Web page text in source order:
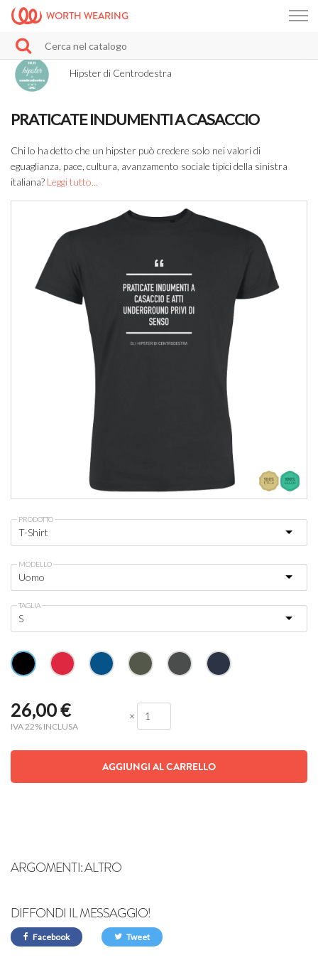
WORTH WEARING
Hipster di Centrodestra
PRATICATE INDUMENTI A CASACCIO
Chi lo ha detto che un hipster può credere solo nei valori di
eguaglianza, pace, cultura, avanzamento sociale tipici della sinistra
italiana? Leggi tutto...
PRODOTTO
MODELLO
TAGLIA
26,00€
IVA 22% INCLUSA
×
AGGIUNGI AL CARRELLO
ARGOMENTI:ALTRO
DIFFONDI IL MESSAGGIO!
Facebook Tweet